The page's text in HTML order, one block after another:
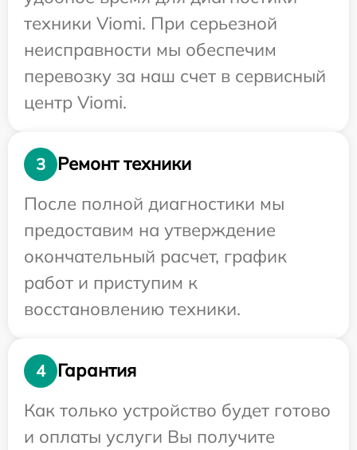
техники Viomi. При серьезной
неисправности мы обеспечим
перевозку за наш счет в сервисный
центр Viomi.
3
Ремонт техники
После полной диагностики мы
предоставим на утверждение
окончательный расчет, график
работ и приступим к
восстановлению техники.
4
Гарантия
Как только устройство будет готово
и оплаты услуги Вы получите